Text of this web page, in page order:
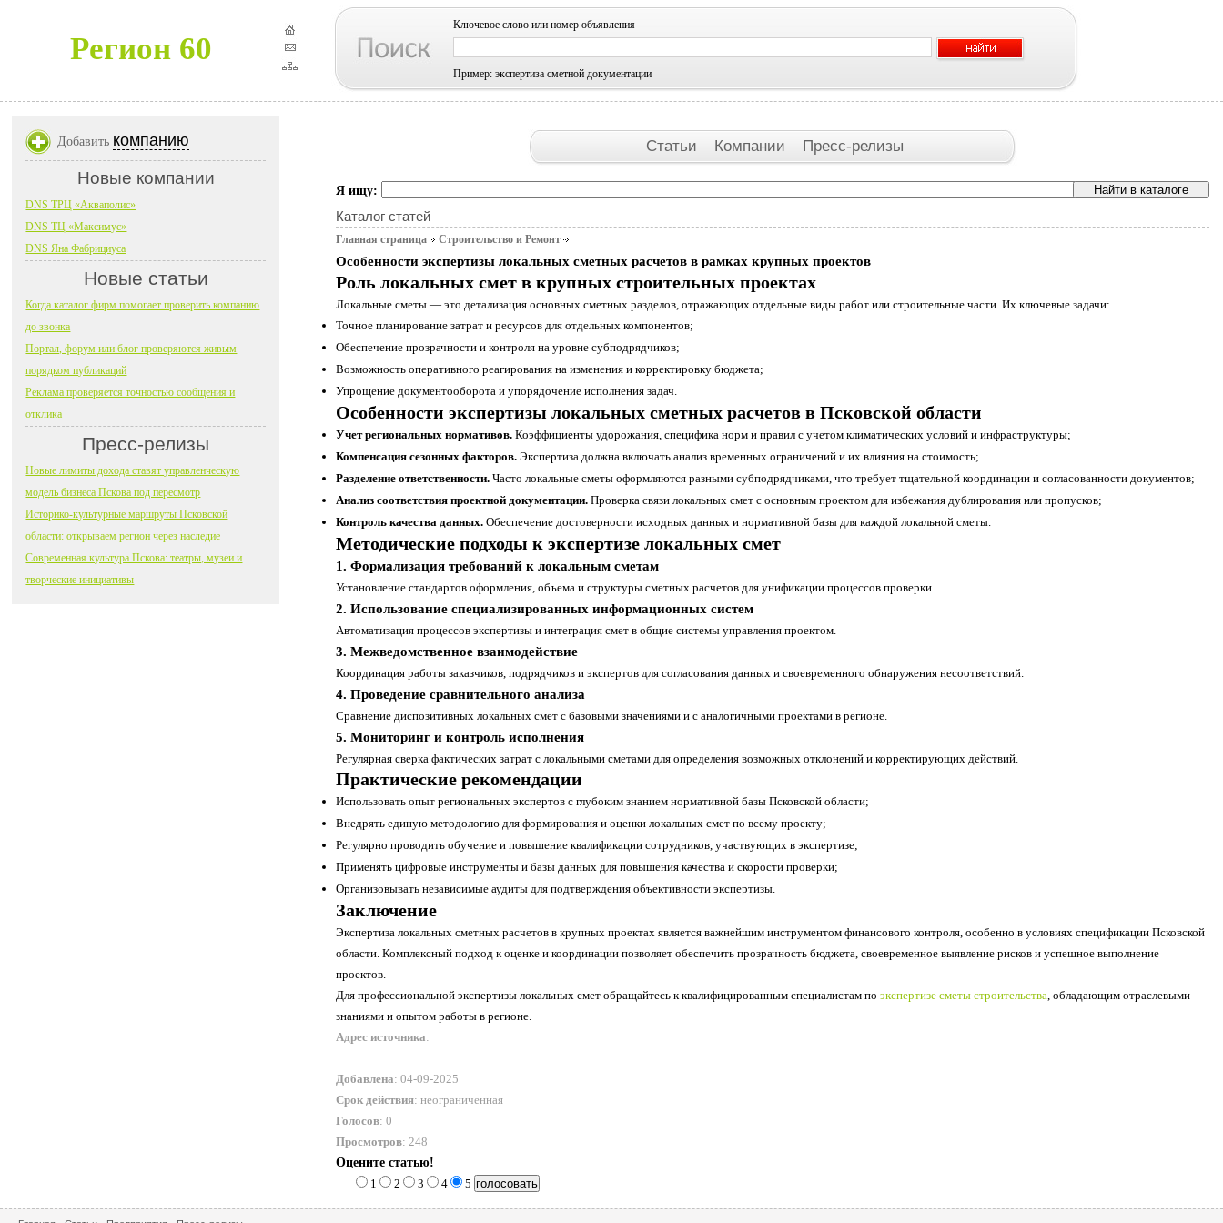
Регион 60
Ключевое слово или номер объявления
Пример: экспертиза сметной документации
Статьи Компании Пресс-релизы
Я ищу:
Каталог статей
Главная страница Строительство и Ремонт
Особенности экспертизы локальных сметных расчетов в рамках крупных проектов
Роль локальных смет в крупных строительных проектах
Локальные сметы — это детализация основных сметных разделов, отражающих отдельные виды работ или строительные части. Их ключевые задачи:
Точное планирование затрат и ресурсов для отдельных компонентов;
Обеспечение прозрачности и контроля на уровне субподрядчиков;
Возможность оперативного реагирования на изменения и корректировку бюджета;
Упрощение документооборота и упорядочение исполнения задач.
Особенности экспертизы локальных сметных расчетов в Псковской области
Учет региональных нормативов. Коэффициенты удорожания, специфика норм и правил с учетом климатических условий и инфраструктуры;
Компенсация сезонных факторов. Экспертиза должна включать анализ временных ограничений и их влияния на стоимость;
Разделение ответственности. Часто локальные сметы оформляются разными субподрядчиками, что требует тщательной координации и согласованности документов;
Анализ соответствия проектной документации. Проверка связи локальных смет с основным проектом для избежания дублирования или пропусков;
Контроль качества данных. Обеспечение достоверности исходных данных и нормативной базы для каждой локальной сметы.
Методические подходы к экспертизе локальных смет
1. Формализация требований к локальным сметам
Установление стандартов оформления, объема и структуры сметных расчетов для унификации процессов проверки.
2. Использование специализированных информационных систем
Автоматизация процессов экспертизы и интеграция смет в общие системы управления проектом.
3. Межведомственное взаимодействие
Координация работы заказчиков, подрядчиков и экспертов для согласования данных и своевременного обнаружения несоответствий.
4. Проведение сравнительного анализа
Сравнение диспозитивных локальных смет с базовыми значениями и с аналогичными проектами в регионе.
5. Мониторинг и контроль исполнения
Регулярная сверка фактических затрат с локальными сметами для определения возможных отклонений и корректирующих действий.
Практические рекомендации
Использовать опыт региональных экспертов с глубоким знанием нормативной базы Псковской области;
Внедрять единую методологию для формирования и оценки локальных смет по всему проекту;
Регулярно проводить обучение и повышение квалификации сотрудников, участвующих в экспертизе;
Применять цифровые инструменты и базы данных для повышения качества и скорости проверки;
Организовывать независимые аудиты для подтверждения объективности экспертизы.
Заключение
Экспертиза локальных сметных расчетов в крупных проектах является важнейшим инструментом финансового контроля, особенно в условиях спецификации Псковской
области. Комплексный подход к оценке и координации позволяет обеспечить прозрачность бюджета, своевременное выявление рисков и успешное выполнение
проектов.
Для профессиональной экспертизы локальных смет обращайтесь к квалифицированным специалистам по экспертизе сметы строительства, обладающим отраслевыми
знаниями и опытом работы в регионе.
Адрес источника:
Добавлена: 04-09-2025
Срок действия: неограниченная
Голосов: 0
Просмотров: 248
Оцените статью!
1 2 3 4 5
Добавить компанию
Новые компании
DNS ТРЦ «Акваполис»
DNS ТЦ «Максимус»
DNS Яна Фабрициуса
Новые статьи
Когда каталог фирм помогает проверить компанию
до звонка
Портал, форум или блог проверяются живым
порядком публикаций
Реклама проверяется точностью сообщения и
отклика
Пресс-релизы
Новые лимиты дохода ставят управленческую
модель бизнеса Пскова под пересмотр
Историко-культурные маршруты Псковской
области: открываем регион через наследие
Современная культура Пскова: театры, музеи и
творческие инициативы